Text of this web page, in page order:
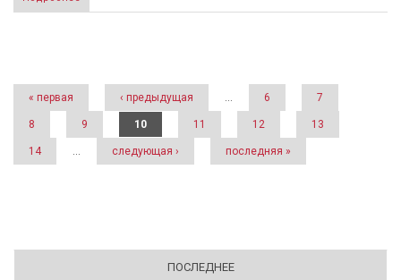
Страницы
« первая ‹ предыдущая … 6 7
8 9 10 11 12 13
14 … следующая › последняя »
ПОСЛЕДНЕЕ